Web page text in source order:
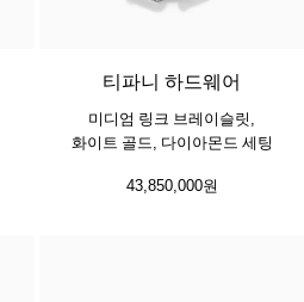
3 소재
티파니 하드웨어
미디엄 링크 브레이슬릿,
화이트 골드, 다이아몬드 세팅
43,850,000원